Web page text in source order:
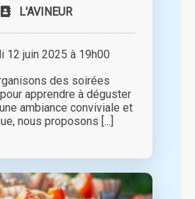
L'AVINEUR
12 juin 2025 à 19h00
des soirées
apprendre à déguster
ambiance conviviale et
nous proposons [...]